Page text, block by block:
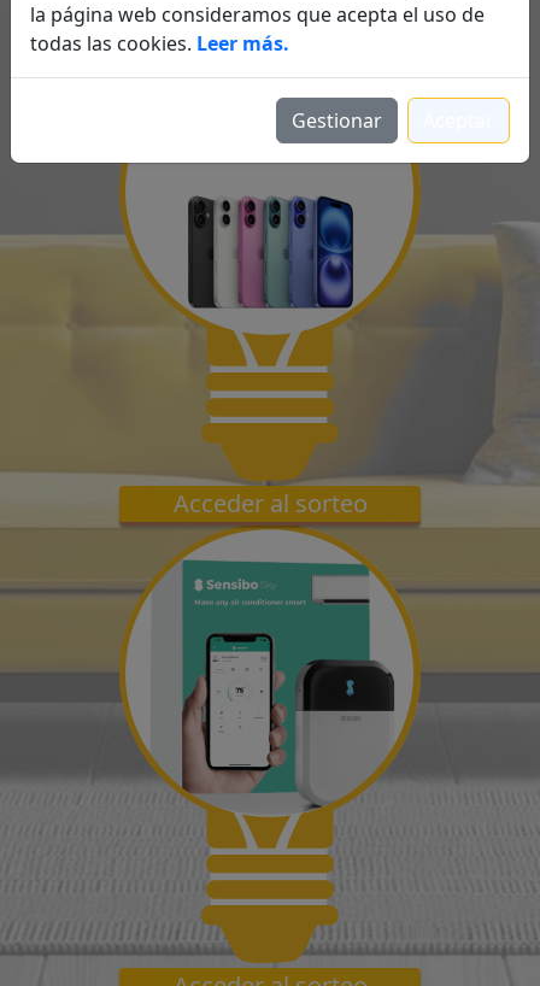
Acceder al sorteo
Acceder al sorteo
la página web consideramos que acepta el uso de
todas las cookies. Leer más.
Gestionar